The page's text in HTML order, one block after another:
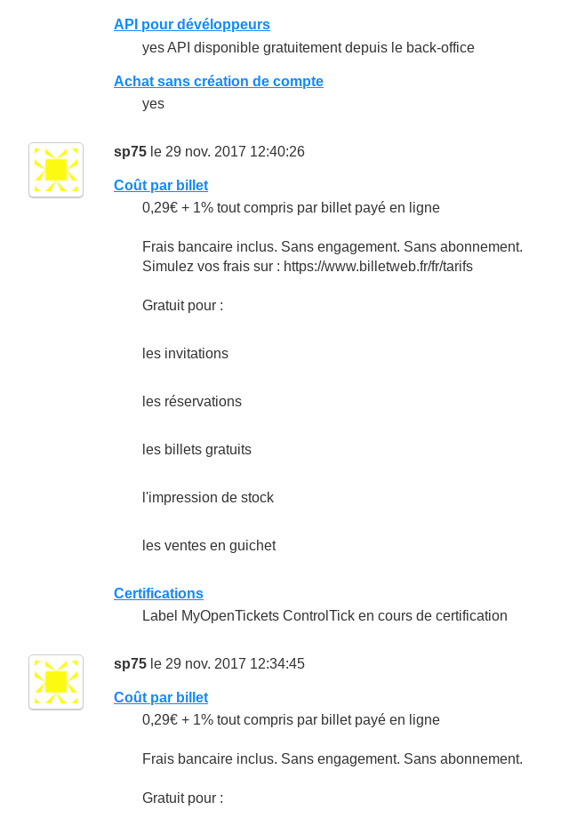
API pour dévéloppeurs
yes API disponible gratuitement depuis le back-office
Achat sans création de compte
yes
sp75 le 29 nov. 2017 12:40:26
Coût par billet
0,29€ + 1% tout compris par billet payé en ligne
Frais bancaire inclus. Sans engagement. Sans abonnement.
Simulez vos frais sur : https://www.billetweb.fr/fr/tarifs
Gratuit pour :
les invitations
les réservations
les billets gratuits
l'impression de stock
les ventes en guichet
Certifications
Label MyOpenTickets ControlTick en cours de certification
sp75 le 29 nov. 2017 12:34:45
Coût par billet
0,29€ + 1% tout compris par billet payé en ligne
Frais bancaire inclus. Sans engagement. Sans abonnement.
Gratuit pour :